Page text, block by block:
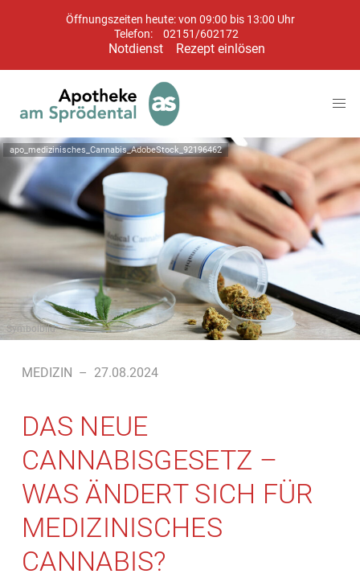
Öffnungszeiten heute: von 09:00 bis 13:00 Uhr
Telefon:
02151/602172
Notdienst Rezept einlösen
apo_medizinisches_Cannabis_AdobeStock_92196462
Symbolbild
MEDIZIN – 27.08.2024
DAS NEUE
CANNABISGESETZ –
WAS ÄNDERT SICH FÜR
MEDIZINISCHES
CANNABIS?